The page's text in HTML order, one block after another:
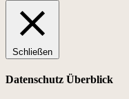
Schließen
Datenschutz Überblick